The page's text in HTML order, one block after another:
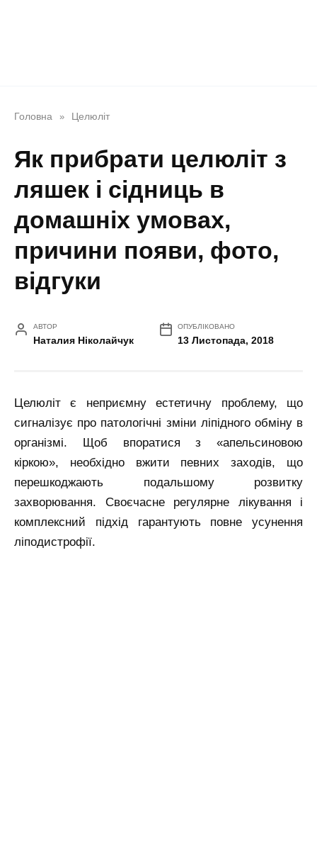
Головна » Целюліт
Як прибрати целюліт з
ляшек і сідниць в
домашніх умовах,
причини появи, фото,
відгуки
АВТОР
Наталия Ніколайчук
ОПУБЛІКОВАНО
13 Листопада, 2018
Целюліт є неприємну естетичну проблему, що
сигналізує про патологічні зміни ліпідного обміну в
організмі. Щоб впоратися з «апельсиновою
кіркою», необхідно вжити певних заходів, що
перешкоджають подальшому розвитку
захворювання. Своєчасне регулярне лікування і
комплексний підхід гарантують повне усунення
ліподистрофії.